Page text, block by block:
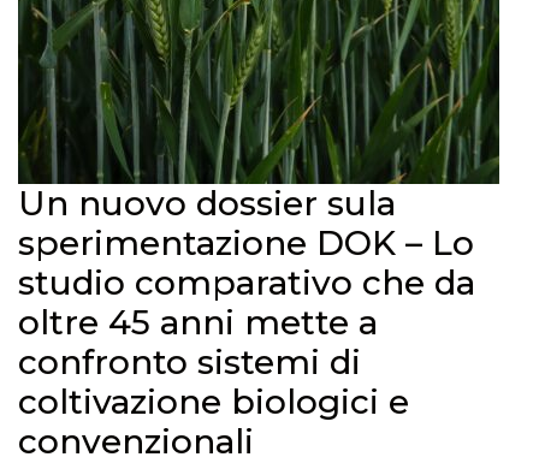
Un nuovo dossier sula
sperimentazione DOK – Lo
studio comparativo che da
oltre 45 anni mette a
confronto sistemi di
coltivazione biologici e
convenzionali